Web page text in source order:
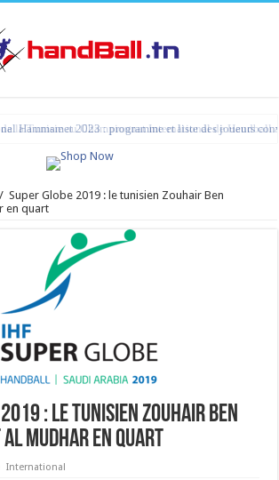
Hammamet 2023 : programme et liste des joueurs
/ Super Globe 2019 : le tunisien Zouhair Ben
en quart
: le tunisien Zouhair Ben
Al Mudhar en quart
International